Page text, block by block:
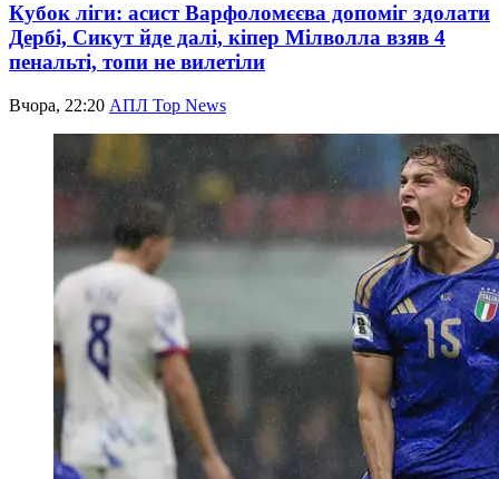
Кубок ліги: асист Варфоломєєва допоміг здолати
Дербі, Сикут йде далі, кіпер Мілволла взяв 4
пенальті, топи не вилетіли
Вчора, 22:20 АПЛ Top News